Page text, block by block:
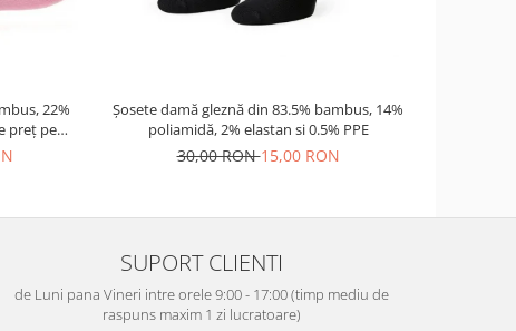
22%
preț pe
Șosete damă gleznă din 83.5% bambus, 14%
poliamidă, 2% elastan si 0.5% PPE
30,00 RON15,00 RON
SUPORT CLIENTI
de Luni pana Vineri intre orele 9:00 - 17:00 (timp mediu de
raspuns maxim 1 zi lucratoare)